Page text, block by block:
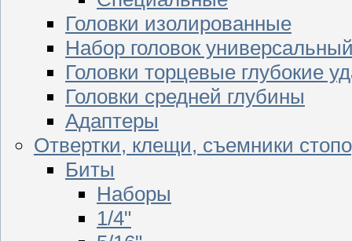
Головки изолированные
Набор головок
Головки торцевые глубокие
Головки средней глубины
Адаптеры
Отвертки, клещи, съемники
Биты
Наборы
1/4"